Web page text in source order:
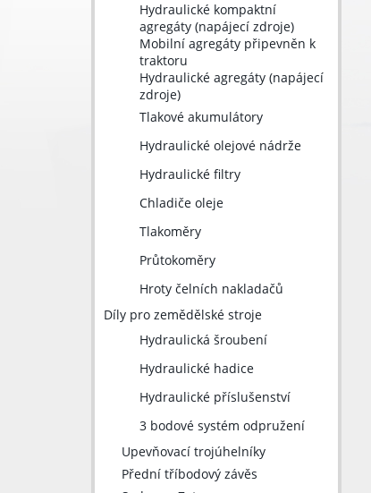
Hydraulické kompaktní
agregáty (napájecí zdroje)
Mobilní agregáty připevněn k
traktoru
Hydraulické agregáty (napájecí
zdroje)
Tlakové akumulátory
Hydraulické olejové nádrže
Hydraulické filtry
Chladiče oleje
Tlakoměry
Průtokoměry
Hroty čelních nakladačů
Díly pro zemědělské stroje
Hydraulická šroubení
Hydraulické hadice
Hydraulické příslušenství
3 bodové systém odpružení
Upevňovací trojúhelníky
Přední tříbodový závěs